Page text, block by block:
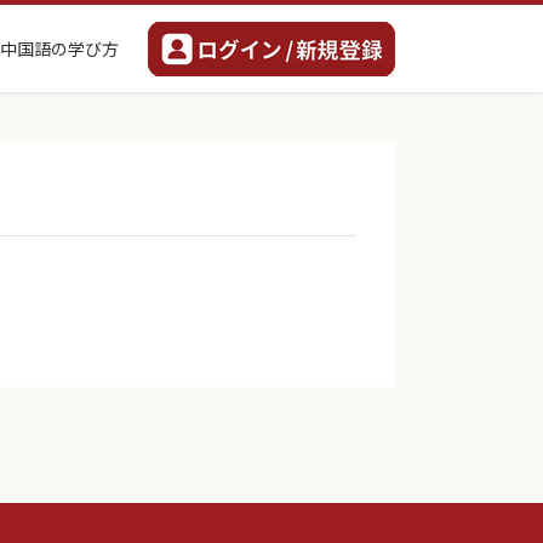
中国語の学び方